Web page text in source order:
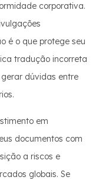
corporativa.
é o que protege seu
tradução incorreta
dúvidas entre
em
documentos com
a riscos e
globais. Se